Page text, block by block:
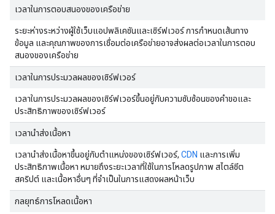
เวลาในการตอบสนองของเครือข่าย
ระยะห่างระหว่างผู้ใช้เว็บแอปพลิเคชันและเซิร์ฟเวอร์ การกำหนดเส้นทาง
ข้อมูล และคุณภาพของการเชื่อมต่อเครือข่ายอาจส่งผลต่อเวลาในการตอบ
สนองของเครือข่าย
เวลาในการประมวลผลของเซิร์ฟเวอร์
เวลาในการประมวลผลของเซิร์ฟเวอร์ขึ้นอยู่กับความซับซ้อนของคำขอและ
ประสิทธิภาพของเซิร์ฟเวอร์
เวลานำส่งเนื้อหา
เวลานำส่งเนื้อหาขึ้นอยู่กับตำแหน่งของเซิร์ฟเวอร์, CDN และการเพิ่ม
ประสิทธิภาพเนื้อหา หมายถึงระยะเวลาที่ใช้ในการโหลดรูปภาพ สไตล์ชีต
สคริปต์ และเนื้อหาอื่นๆ ที่จำเป็นในการแสดงผลหน้าเว็บ
กลยุทธ์การโหลดเนื้อหา